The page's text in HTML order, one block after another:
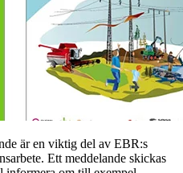
är en viktig del av EBR:s
Ett meddelande skickas